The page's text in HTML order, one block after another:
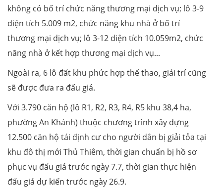
không có bố trí chức năng thương mại dịch vụ; lô 3-9
diện tích 5.009 m2, chức năng khu nhà ở bố trí
thương mại dịch vụ; lô 3-12 diện tích 10.059m2, chức
năng nhà ở kết hợp thương mại dịch vụ...
Ngoài ra, 6 lô đất khu phức hợp thể thao, giải trí cũng
sẽ được đưa ra đấu giá.
Với 3.790 căn hộ (lô R1, R2, R3, R4, R5 khu 38,4 ha,
phường An Khánh) thuộc chương trình xây dựng
12.500 căn hộ tái định cư cho người dân bị giải tỏa tại
khu đô thị mới Thủ Thiêm, thời gian chuẩn bị hồ sơ
phục vụ đấu giá trước ngày 7.7, thời gian thực hiện
đấu giá dự kiến trước ngày 26.9.